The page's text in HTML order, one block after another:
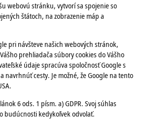
webovú stránku, vytvorí sa spojenie so
štátoch, na zobrazenie máp a
pri návšteve našich webových stránok,
prehliadača súbory cookies do Vášho
údaje spracúva spoločnosť Google s
navrhnúť cesty. Je možné, že Google na tento
6 ods. 1 písm. a) GDPR. Svoj súhlas
budúcnosti kedykoľvek odvolať.